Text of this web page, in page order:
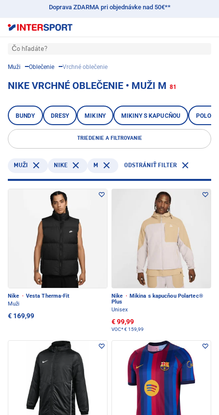
Doprava ZDARMA pri objednávke nad 50€**
Čo hľadáte?
Muži Oblečenie Vrchné oblečenie
NIKE VRCHNÉ OBLEČENIE • MUŽI M 81
BUNDY DRESY MIKINY MIKINY S KAPUCŇOU
TRIEDENIE A FILTROVANIE
MUŽI NIKE M ODSTRÁNIŤ FILTER
Nike · Vesta Therma-Fit
Muži
€ 169,99
Nike · Mikina s kapucňou Polartec®
Plus
Unisex
€ 99,99
VOC*€ 159,99